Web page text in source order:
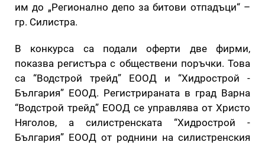
им до „Регионално депо за битови отпадъци“ –
гр. Силистра.
В конкурса са подали оферти две фирми,
показва регистъра с обществени поръчки. Това
са “Водстрой трейд” ЕООД и “Хидрострой -
България” ЕООД. Регистрираната в град Варна
“Водстрой трейд” ЕООД се управлява от Христо
Няголов, а силистренската “Хидрострой -
България” ЕООД от роднини на силистренския